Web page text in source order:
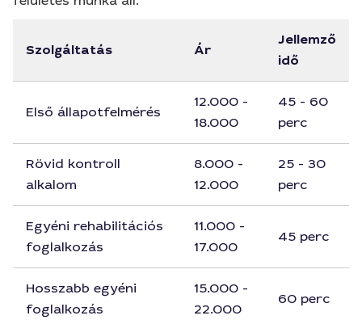
Szolgáltatás Ár
Jellemző
idő
Első állapotfelmérés
12.000 -
18.000
45 - 60
perc
Rövid kontroll
alkalom
8.000 -
12.000
25 - 30
perc
Egyéni rehabilitációs
foglalkozás
11.000 -
17.000
45 perc
Hosszabb egyéni
foglalkozás
15.000 -
22.000
60 perc